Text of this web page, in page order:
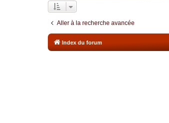
Aller à la recherche avancée
Index du forum